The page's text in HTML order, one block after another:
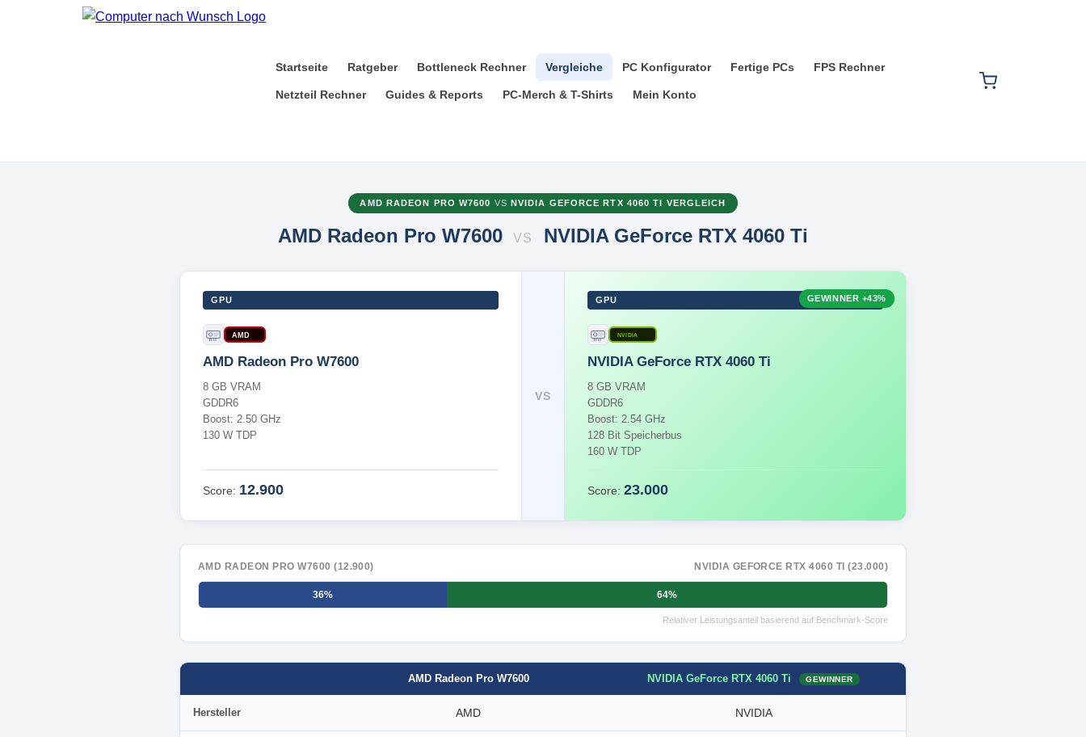
Startseite Ratgeber Bottleneck Rechner Vergleiche PC Konfigurator Fertige PCs FPS Rechner
Netzteil Rechner Guides & Reports PC-Merch & T-Shirts Mein Konto
AMD RADEON PRO W7600 VS NVIDIA GEFORCE RTX 4060 TI VERGLEICH
AMD Radeon Pro W7600 VS NVIDIA GeForce RTX 4060 Ti
GPU
AMD
AMD Radeon Pro W7600
8 GB VRAM
GDDR6
Boost: 2.50 GHz
130 W TDP
Score: 12.900
VS
GPU
NVIDIA
NVIDIA GeForce RTX 4060 Ti
8 GB VRAM
GDDR6
Boost: 2.54 GHz
128 Bit Speicherbus
160 W TDP
Score:23.000
GEWINNER +43%
AMD RADEON PRO W7600 (12.900) NVIDIA GEFORCE RTX 4060 TI (23.000)
36% 64%
Relativer Leistungsanteil basierend auf Benchmark-Score
AMD Radeon Pro W7600 NVIDIA GeForce RTX 4060 Ti GEWINNER
Hersteller AMD NVIDIA